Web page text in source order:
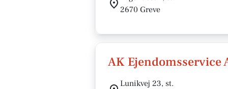
2670 Greve
AK Ejendomsservice
Lunikvej 23, st.